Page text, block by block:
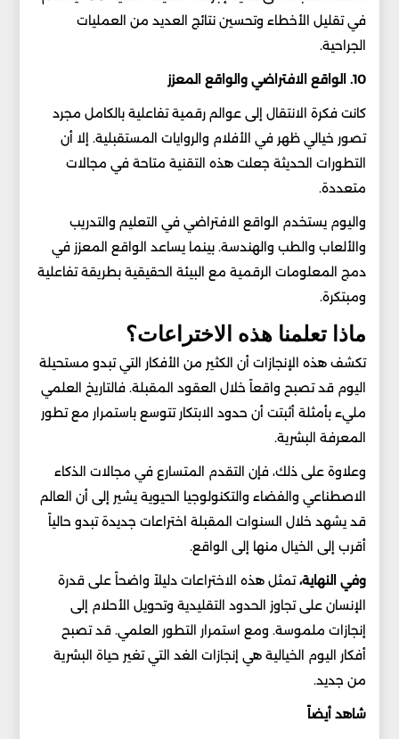
في تقليل الأخطاء وتحسين نتائج العديد من العمليات
الجراحية.
10. الواقع الافتراضي والواقع المعزز
كانت فكرة الانتقال إلى عوالم رقمية تفاعلية بالكامل مجرد
تصور خيالي ظهر في الأفلام والروايات المستقبلية. إلا أن
التطورات الحديثة جعلت هذه التقنية متاحة في مجالات
متعددة.
واليوم يستخدم الواقع الافتراضي في التعليم والتدريب
والألعاب والطب والهندسة. بينما يساعد الواقع المعزز في
دمج المعلومات الرقمية مع البيئة الحقيقية بطريقة تفاعلية
ومبتكرة.
ماذا تعلمنا هذه الاختراعات؟
تكشف هذه الإنجازات أن الكثير من الأفكار التي تبدو مستحيلة
اليوم قد تصبح واقعاً خلال العقود المقبلة. فالتاريخ العلمي
مليء بأمثلة أثبتت أن حدود الابتكار تتوسع باستمرار مع تطور
المعرفة البشرية.
وعلاوة على ذلك، فإن التقدم المتسارع في مجالات الذكاء
الاصطناعي والفضاء والتكنولوجيا الحيوية يشير إلى أن العالم
قد يشهد خلال السنوات المقبلة اختراعات جديدة تبدو حالياً
أقرب إلى الخيال منها إلى الواقع.
وفي النهاية،تمثل هذه الاختراعات دليلاً واضحاً على قدرة
الإنسان على تجاوز الحدود التقليدية وتحويل الأحلام إلى
إنجازات ملموسة. ومع استمرار التطور العلمي. قد تصبح
أفكار اليوم الخيالية هي إنجازات الغد التي تغير حياة البشرية
من جديد.
شاهد أيضاً